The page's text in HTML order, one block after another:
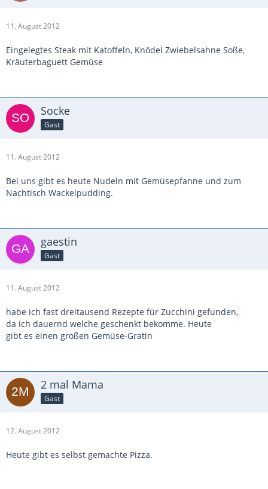
11. August 2012
Eingelegtes Steak mit Katoffeln, Knödel Zwiebelsahne Soße,
Kräuterbaguett Gemüse
Socke
Gast
11. August 2012
Bei uns gibt es heute Nudeln mit Gemüsepfanne und zum
Nachtisch Wackelpudding.
gaestin
Gast
11. August 2012
habe ich fast dreitausend Rezepte für Zucchini gefunden,
da ich dauernd welche geschenkt bekomme. Heute
gibt es einen großen Gemüse-Gratin
2 mal Mama
Gast
12. August 2012
Heute gibt es selbst gemachte Pizza.